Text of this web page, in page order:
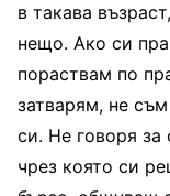
в такава
нещо. Ако си
пораствам по
затварям, не
си. Не говоря за
чрез която си